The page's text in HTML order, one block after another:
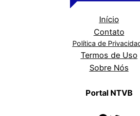
Início
Contato
Política de
Termos de Uso
Sobre Nós
Portal NTVB